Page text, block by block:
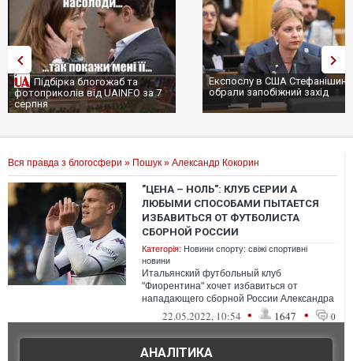
Підбірка блогожаб та
фотоприколів від UAINFO за 7
серпня
Експослу в США
обрали запобіжний захід
Вся правда з блогосфери » Пошук » Александр Кокорин
"ЦЕНА – НОЛЬ": КЛУБ СЕРИИ А
ЛЮБЫМИ СПОСОБАМИ ПЫТАЕТСЯ
ИЗБАВИТЬСЯ ОТ ФУТБОЛИСТА
СБОРНОЙ РОССИИ
Категорія: Новини спорту: свіжі спортивні
новини
Итальянский футбольный клуб
"Фиорентина" хочет избавиться от
нападающего сборной России Александра
Кокорина
22.05.2022, 10:54 • 1647 • 0
АНАЛІТИКА